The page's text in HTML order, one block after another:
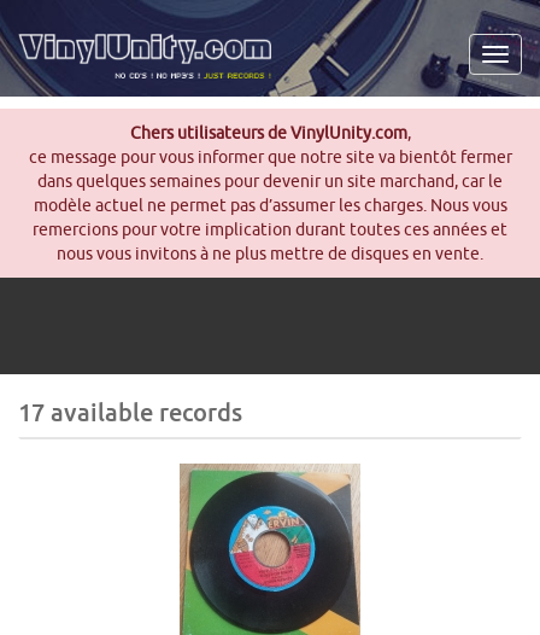
Chers utilisateurs de VinylUnity.com,
ce message pour vous informer que notre site va bientôt fermer
dans quelques semaines pour devenir un site marchand, car le
modèle actuel ne permet pas d’assumer les charges. Nous vous
remercions pour votre implication durant toutes ces années et
nous vous invitons à ne plus mettre de disques en vente.
17 available records